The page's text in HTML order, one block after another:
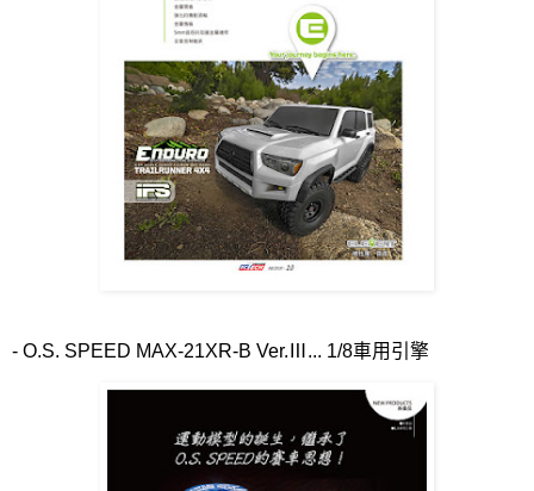
- O.S. SPEED MAX-21XR-B Ver. ... 1/8車用引擎